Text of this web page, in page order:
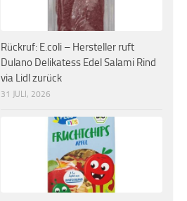
Rückruf: E.coli – Hersteller ruft
Dulano Delikatess Edel Salami Rind
via Lidl zurück
31 JULI, 2026